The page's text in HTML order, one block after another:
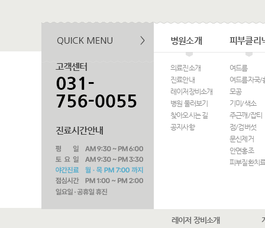
병원소개
의료진소개
진료안내
레이저장비소개
병원 둘러보기
찾아오시는 길
공지사항
피부클리
여드름
여드름자국/
모공
기미/색소
주근깨/잡티
점/검버섯
문신제거
안면홍조
피부질환치
레이저 장비소개